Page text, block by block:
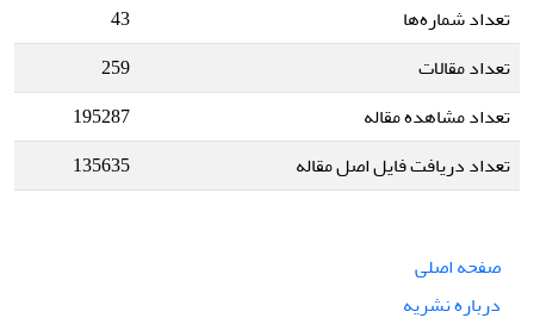
تعداد شماره‌ها
43
تعداد مقالات
259
تعداد مشاهده مقاله
195287
تعداد دریافت فایل اصل مقاله
135635
صفحه اصلی
درباره نشریه